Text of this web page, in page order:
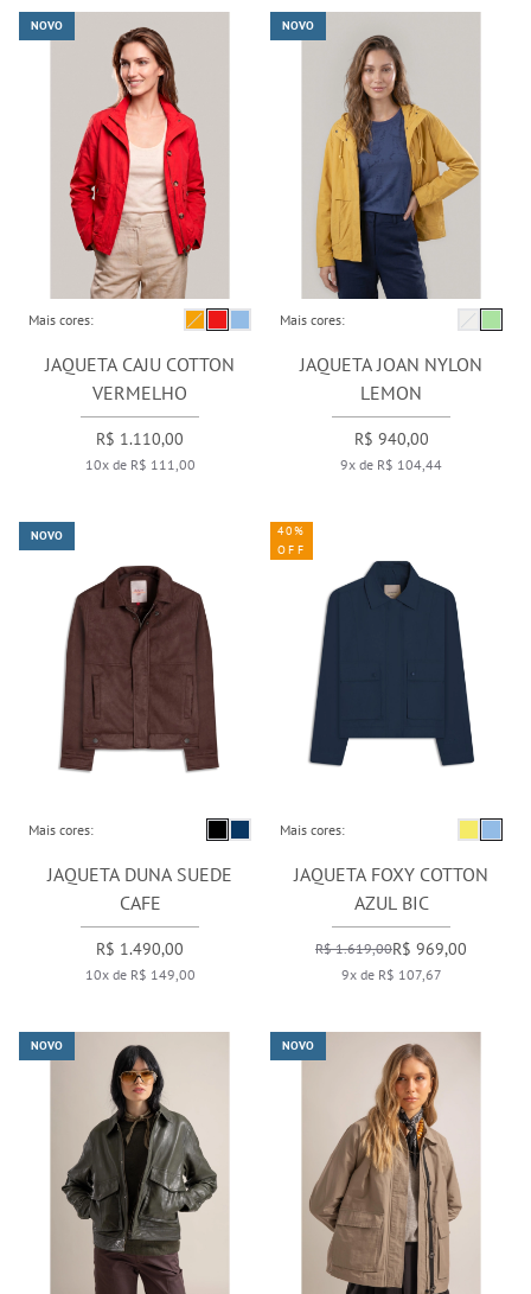
Mais cores:
JAQUETA CAJU COTTON
VERMELHO
R$ 1.110,00
10x de R$ 111,00
NOVO
Mais cores:
JAQUETA JOAN NYLON
LEMON
R$ 940,00
9x de R$ 104,44
NOVO
Mais cores:
JAQUETA DUNA SUEDE
CAFE
R$ 1.490,00
10x de R$ 149,00
NOVO
Mais cores:
JAQUETA FOXY COTTON
AZUL BIC
R$ 1.619,00R$ 969,00
9x de R$ 107,67
40%
OFF
NOVO NOVO